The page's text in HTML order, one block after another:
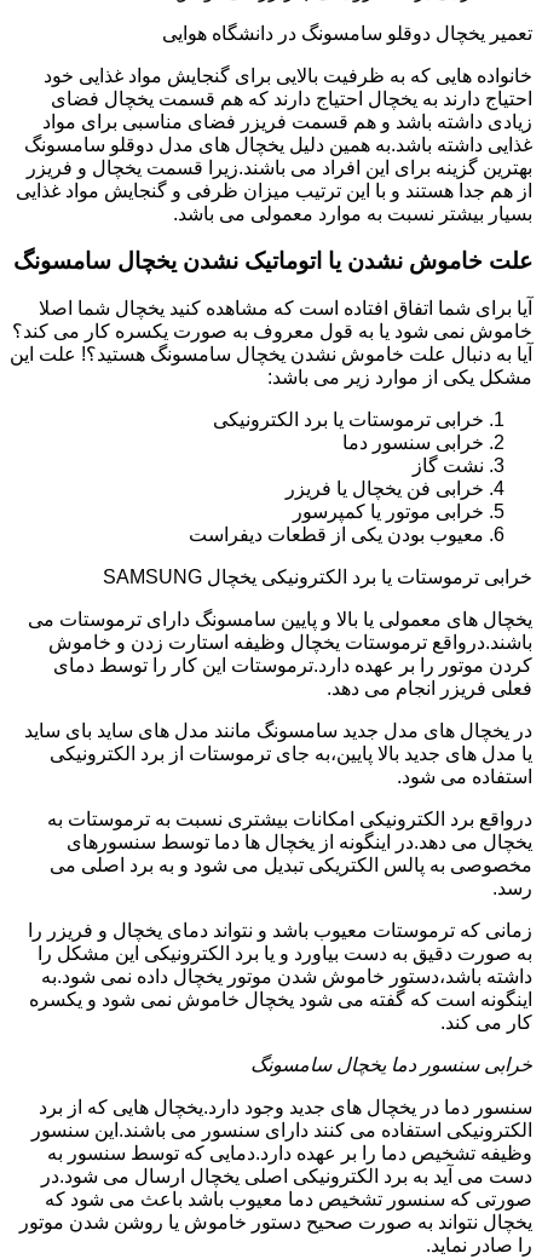
تعمیر یخچال دوقلو سامسونگ در دانشگاه هوایی
خانواده هایی که به ظرفیت بالایی برای گنجایش مواد غذایی خود
احتیاج دارند به یخچال احتیاج دارند که هم قسمت یخچال فضای
زیادی داشته باشد و هم قسمت فریزر فضای مناسبی برای مواد
غذایی داشته باشد.به همین دلیل یخچال های مدل دوقلو سامسونگ
بهترین گزینه برای این افراد می باشند.زیرا قسمت یخچال و فریزر
از هم جدا هستند و با این ترتیب میزان ظرفی و گنجایش مواد غذایی
بسیار بیشتر نسبت به موارد معمولی می باشد.
علت خاموش نشدن یا اتوماتیک نشدن یخچال سامسونگ
آیا برای شما اتفاق افتاده است که مشاهده کنید یخچال شما اصلا
خاموش نمی شود یا به قول معروف به صورت یکسره کار می کند؟
آیا به دنبال علت خاموش نشدن یخچال سامسونگ هستید؟! علت این
مشکل یکی از موارد زیر می باشد:
خرابی ترموستات یا برد الکترونیکی
خرابی سنسور دما
نشت گاز
خرابی فن یخچال یا فریزر
خرابی موتور یا کمپرسور
معیوب بودن یکی از قطعات دیفراست
خرابی ترموستات یا برد الکترونیکی یخچال SAMSUNG
یخچال های معمولی یا بالا و پایین سامسونگ دارای ترموستات می
باشند.درواقع ترموستات یخچال وظیفه استارت زدن و خاموش
کردن موتور را بر عهده دارد.ترموستات این کار را توسط دمای
فعلی فریزر انجام می دهد.
در یخچال های مدل جدید سامسونگ مانند مدل های ساید بای ساید
یا مدل های جدید بالا پایین،به جای ترموستات از برد الکترونیکی
استفاده می شود.
درواقع برد الکترونیکی امکانات بیشتری نسبت به ترموستات به
یخچال می دهد.در اینگونه از یخچال ها دما توسط سنسورهای
مخصوصی به پالس الکتریکی تبدیل می شود و به برد اصلی می
رسد.
زمانی که ترموستات معیوب باشد و نتواند دمای یخچال و فریزر را
به صورت دقیق به دست بیاورد و یا برد الکترونیکی این مشکل را
داشته باشد،دستور خاموش شدن موتور یخچال داده نمی شود.به
اینگونه است که گفته می شود یخچال خاموش نمی شود و یکسره
کار می کند.
خرابی سنسور دما یخچال سامسونگ
سنسور دما در یخچال های جدید وجود دارد.یخچال هایی که از برد
الکترونیکی استفاده می کنند دارای سنسور می باشند.این سنسور
وظیفه تشخیص دما را بر عهده دارد.دمایی که توسط سنسور به
دست می آید به برد الکترونیکی اصلی یخچال ارسال می شود.در
صورتی که سنسور تشخیص دما معیوب باشد باعث می شود که
یخچال نتواند به صورت صحیح دستور خاموش یا روشن شدن موتور
را صادر نماید.